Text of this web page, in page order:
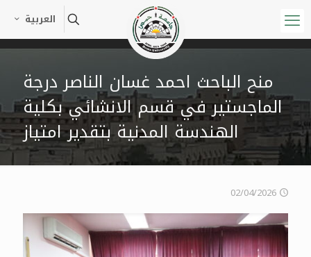
العربية
منح الباحث احمد غسان الناصر درجة
الماجستير في قسم الانشائي بكلية
الهندسة المدنية بتقدير امتياز
02/04/2026